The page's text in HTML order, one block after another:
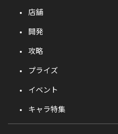
店舗
開発
攻略
プライズ
イベント
キャラ特集